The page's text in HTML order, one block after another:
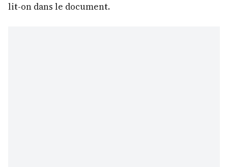
lit-on dans le document.